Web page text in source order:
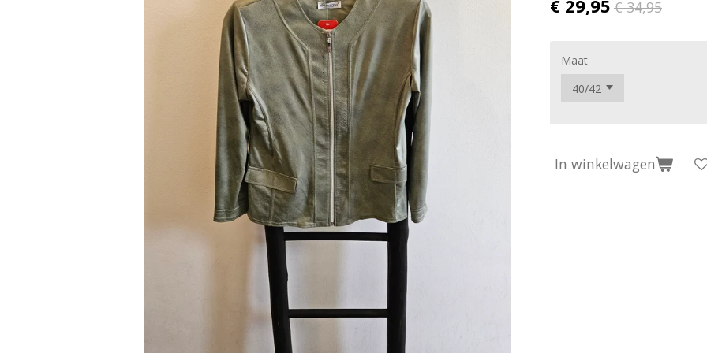
€ 29,95 € 34,95
Maat
In winkelwagen